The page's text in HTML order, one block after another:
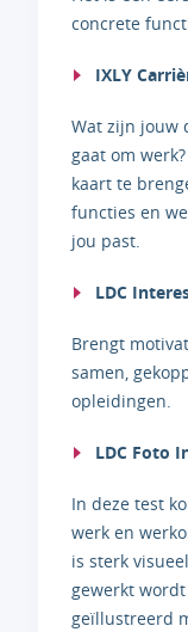
concrete
IXLY
Wat zijn jouw
gaat om
kaart te
functies en
jou past.
LDC
Brengt
samen,
opleidingen.
LDC Foto
In deze test
werk en
is sterk
gewerkt
geïllustreerd